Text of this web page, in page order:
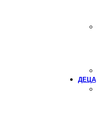
ДЕЦА